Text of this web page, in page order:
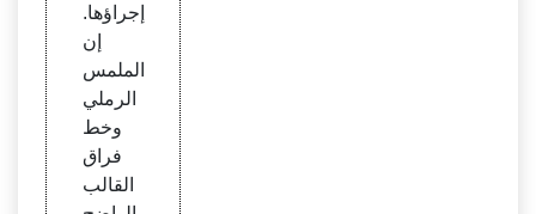
إجراؤها.
إن
الملمس
الرملي
وخط
فراق
القالب